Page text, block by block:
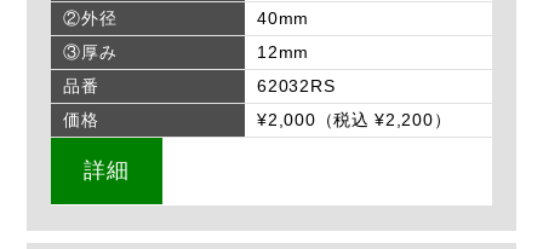
②外径
40mm
③厚み
12mm
品番
62032RS
価格
¥2,000（税込 ¥2,200）
詳細